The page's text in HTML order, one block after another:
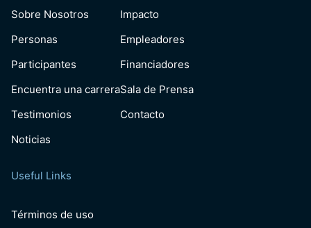
Sobre Nosotros
Personas
Participantes
Encuentra una carrera
Testimonios
Noticias
Impacto
Empleadores
Financiadores
Sala de Prensa
Contacto
Useful Links
Términos de uso